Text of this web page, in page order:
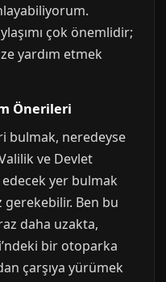
çok önemlidir;
yardım etmek
Önerileri
bulmak, neredeyse
ve Devlet
yer bulmak
gerekebilir. Ben bu
daha uzakta,
bir otoparka
çarşıya yürümek